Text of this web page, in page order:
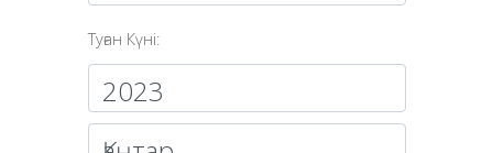
Туған Күні: